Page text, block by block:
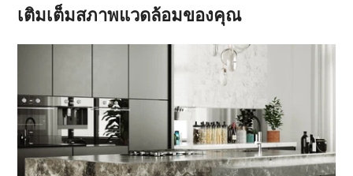
เติมเต็มสภาพแวดล้อมของคุณ